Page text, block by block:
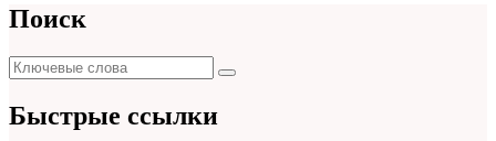
Поиск
Поиск
для:
Поиск
Быстрые ссылки